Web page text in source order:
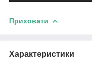
Приховати
Характеристики